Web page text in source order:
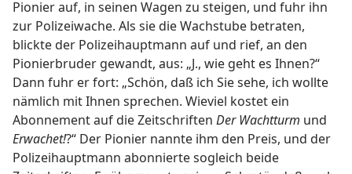
Pionier auf, in seinen Wagen zu steigen, und fuhr ihn
zur Polizeiwache. Als sie die Wachstube betraten,
blickte der Polizeihauptmann auf und rief, an den
Pionierbruder gewandt, aus: „J., wie geht es Ihnen?“
Dann fuhr er fort: „Schön, daß ich Sie sehe, ich wollte
nämlich mit Ihnen sprechen. Wieviel kostet ein
Abonnement auf die Zeitschriften Der Wachtturm und
Erwachet!?“ Der Pionier nannte ihm den Preis, und der
Polizeihauptmann abonnierte sogleich beide